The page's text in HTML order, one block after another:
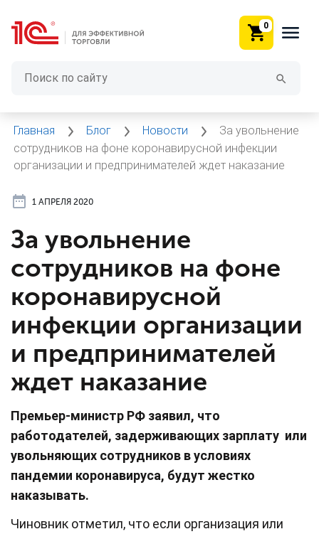
0
Главная Блог Новости
За увольнение
сотрудников на фоне коронавирусной инфекции
организации и предпринимателей ждет наказание
1 АПРЕЛЯ 2020
За увольнение
сотрудников на фоне
коронавирусной
инфекции организации
и предпринимателей
ждет наказание
Премьер-министр РФ заявил, что
работодателей, задерживающих зарплату или
увольняющих сотрудников в условиях
пандемии коронавируса, будут жестко
наказывать.
Чиновник отметил, что если организация или